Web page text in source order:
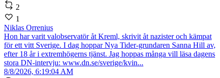
2
1
Niklas Orrenius
Hon har varit valobservatör åt Kreml, skrivit åt nazister och kämpat
för ett vitt Sverige. I dag hoppar Nya Tider-grundaren Sanna Hill av,
efter 18 år i extremhögerns tjänst. Jag hoppas många vill läsa dagens
stora DN-intervju: www.dn.se/sverige/kvin...
8/8/2026, 6:19:04 AM